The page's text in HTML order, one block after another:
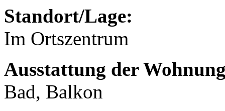
Standort/Lage:
Im Ortszentrum
Ausstattung der
Bad, Balkon